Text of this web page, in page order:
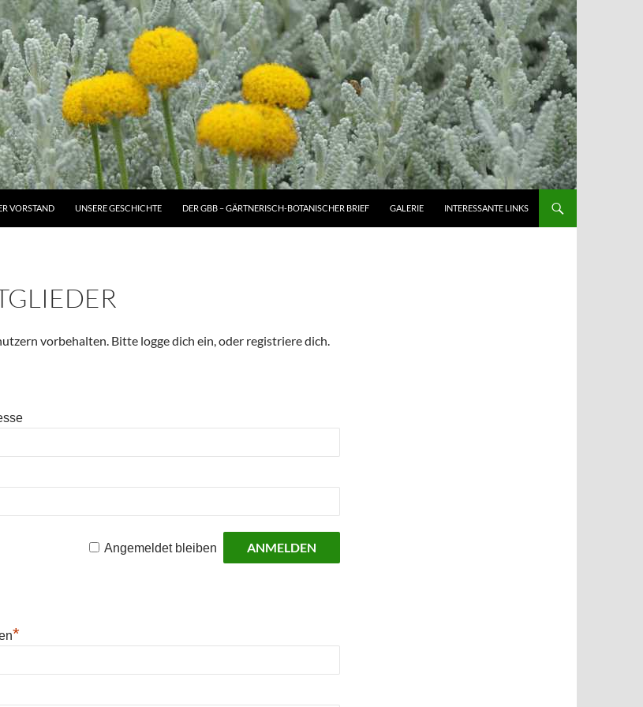
VORSTAND UNSERE GESCHICHTE DER GBB – GÄRTNERISCH-BOTANISCHER BRIEF GALERIE INTERESSANTE LINKS
vorbehalten. Bitte logge dich ein, oder registriere dich.
Angemeldet bleiben
*